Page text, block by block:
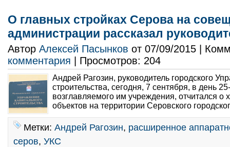
О главных стройках Серова на
администрации рассказал
Автор Алексей Пасынков от 07/09/2015 |
комментария | Просмотров: 204
Андрей Рагозин, руководитель городского
строительства, сегодня, 7 сентября, в день
возглавляемого им учреждения, отчитался о
объектов на территории Серовского
Метки: Андрей Рагозин, расширенное
серов, УКС